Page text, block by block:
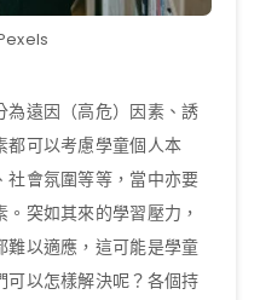
遠因（高危）因素、誘
都可以考慮學童個人本
會氛圍等等，當中亦要
突如其來的學習壓力，
以適應，這可能是學童
可以怎樣解決呢？各個持